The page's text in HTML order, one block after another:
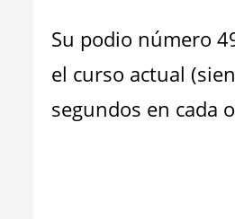
Su podio número
el curso actual
segundos en cada